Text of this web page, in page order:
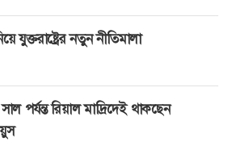
যুক্তরাষ্ট্রের নতুন নীতিমালা
পর্যন্ত রিয়াল মাদ্রিদেই থাকছেন